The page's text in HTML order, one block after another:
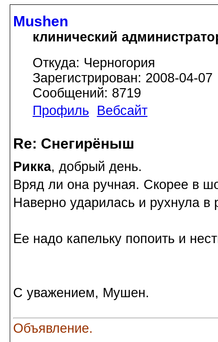
Mushen
клинический
Откуда: Черногория
Зарегистрирован: 2008-04-07
Сообщений: 8719
Профиль
Вебсайт
Re: Снегирёныш
Рикка, добрый день.
Вряд ли она ручная. Скорее в
Наверно ударилась и рухнула в
Ее надо капельку попоить и
С уважением, Мушен.
Объявление.